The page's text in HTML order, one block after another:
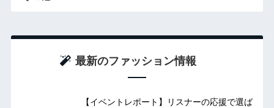
最新のファッション情報
【イベントレポート】リスナーの応援で選ば